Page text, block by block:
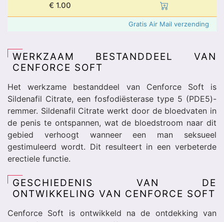
€ 1.00
Gratis Air Mail verzending
WERKZAAM BESTANDDEEL VAN
CENFORCE SOFT
Het werkzame bestanddeel van Cenforce Soft is
Sildenafil Citrate, een fosfodiësterase type 5 (PDE5)-
remmer. Sildenafil Citrate werkt door de bloedvaten in
de penis te ontspannen, wat de bloedstroom naar dit
gebied verhoogt wanneer een man seksueel
gestimuleerd wordt. Dit resulteert in een verbeterde
erectiele functie.
GESCHIEDENIS VAN DE
ONTWIKKELING VAN CENFORCE SOFT
Cenforce Soft is ontwikkeld na de ontdekking van